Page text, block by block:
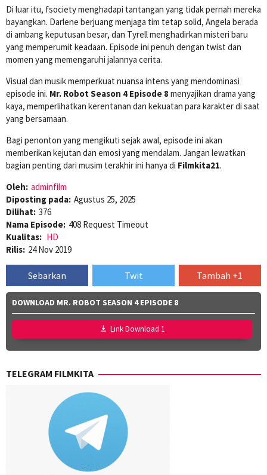
Di luar itu, fsociety menghadapi tantangan yang tidak pernah mereka
bayangkan. Darlene berjuang menjaga tim tetap solid, Angela berada
di ambang keputusan besar, dan Tyrell menghadirkan misteri baru
yang memperumit keadaan. Episode ini penuh dengan twist dan
momen yang memengaruhi jalannya cerita.
Visual dan musik memperkuat nuansa intens yang mendominasi
episode ini. Mr. Robot Season 4 Episode 8 menyajikan drama yang
kaya, memperlihatkan kerentanan dan kekuatan para karakter di saat
yang bersamaan.
Bagi penonton yang mengikuti sejak awal, episode ini akan
memberikan kejutan dan emosi yang mendalam. Jangan lewatkan
bagian penting dari musim terakhir ini hanya di Filmkita21.
Oleh: adminfilm
Diposting pada: Agustus 25, 2025
Dilihat: 376
Nama Episode: 408 Request Timeout
Kualitas: HD
Rilis: 24 Nov 2019
Sebarkan Twit Tambah +1
DOWNLOAD MR. ROBOT SEASON 4 EPISODE 8
Link Download 1
TELEGRAM FILMKITA